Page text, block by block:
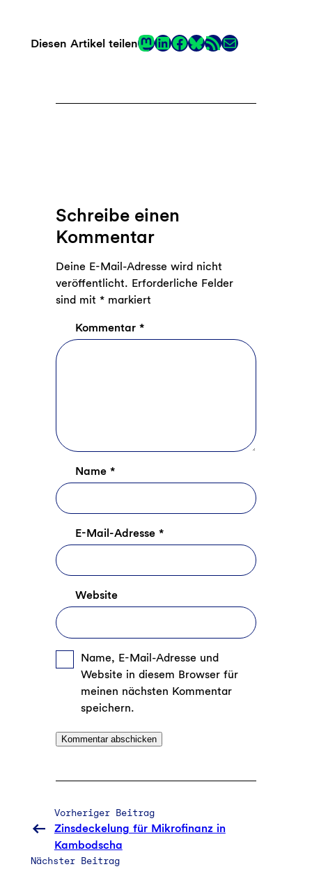
Diesen Artikel teilenMastodon
LinkedIn
Facebook
LinkRSS-Feed
E-Mail
Schreibe einen
Kommentar
Deine E-Mail-Adresse wird nicht
veröffentlicht. Erforderliche Felder
sind mit *markiert
Kommentar *
Name *
E-Mail-Adresse *
Website
Name, E-Mail-Adresse und
Website in diesem Browser für
meinen nächsten Kommentar
speichern.
Vorheriger Beitrag
Zinsdeckelung für Mikrofinanz in
Kambodscha
Nächster Beitrag